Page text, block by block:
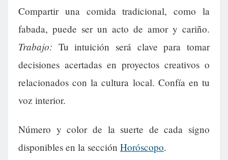
Compartir una comida tradicional, como la
fabada, puede ser un acto de amor y cariño.
Trabajo: Tu intuición será clave para tomar
decisiones acertadas en proyectos creativos o
relacionados con la cultura local. Confía en tu
voz interior.
Número y color de la suerte de cada signo
disponibles en la sección Horóscopo.